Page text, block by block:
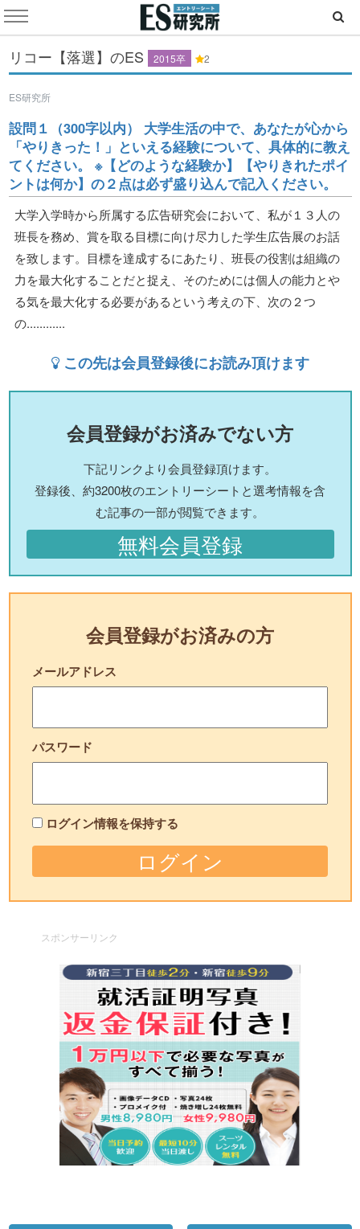
リコー【落選】のES 2015卒 2
ES研究所
設問１（300字以内） 大学生活の中で、あなたが心から
「やりきった！」といえる経験について、具体的に教え
てください。 ※【どのような経験か】【やりきれたポイ
ントは何か】の２点は必ず盛り込んで記入ください。
大学入学時から所属する広告研究会において、私が１３人の
班長を務め、賞を取る目標に向け尽力した学生広告展のお話
を致します。目標を達成するにあたり、班長の役割は組織の
力を最大化することだと捉え、そのためには個人の能力とや
る気を最大化する必要があるという考えの下、次の２つ
の............
この先は会員登録後にお読み頂けます
会員登録がお済みでない方
下記リンクより会員登録頂けます。
登録後、約3200枚のエントリーシートと選考情報を含
む記事の一部が閲覧できます。
無料会員登録
会員登録がお済みの方
メールアドレス
パスワード
ログイン情報を保持する
スポンサーリンク